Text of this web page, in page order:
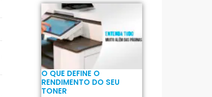
O QUE DEFINE O
RENDIMENTO DO SEU
TONER